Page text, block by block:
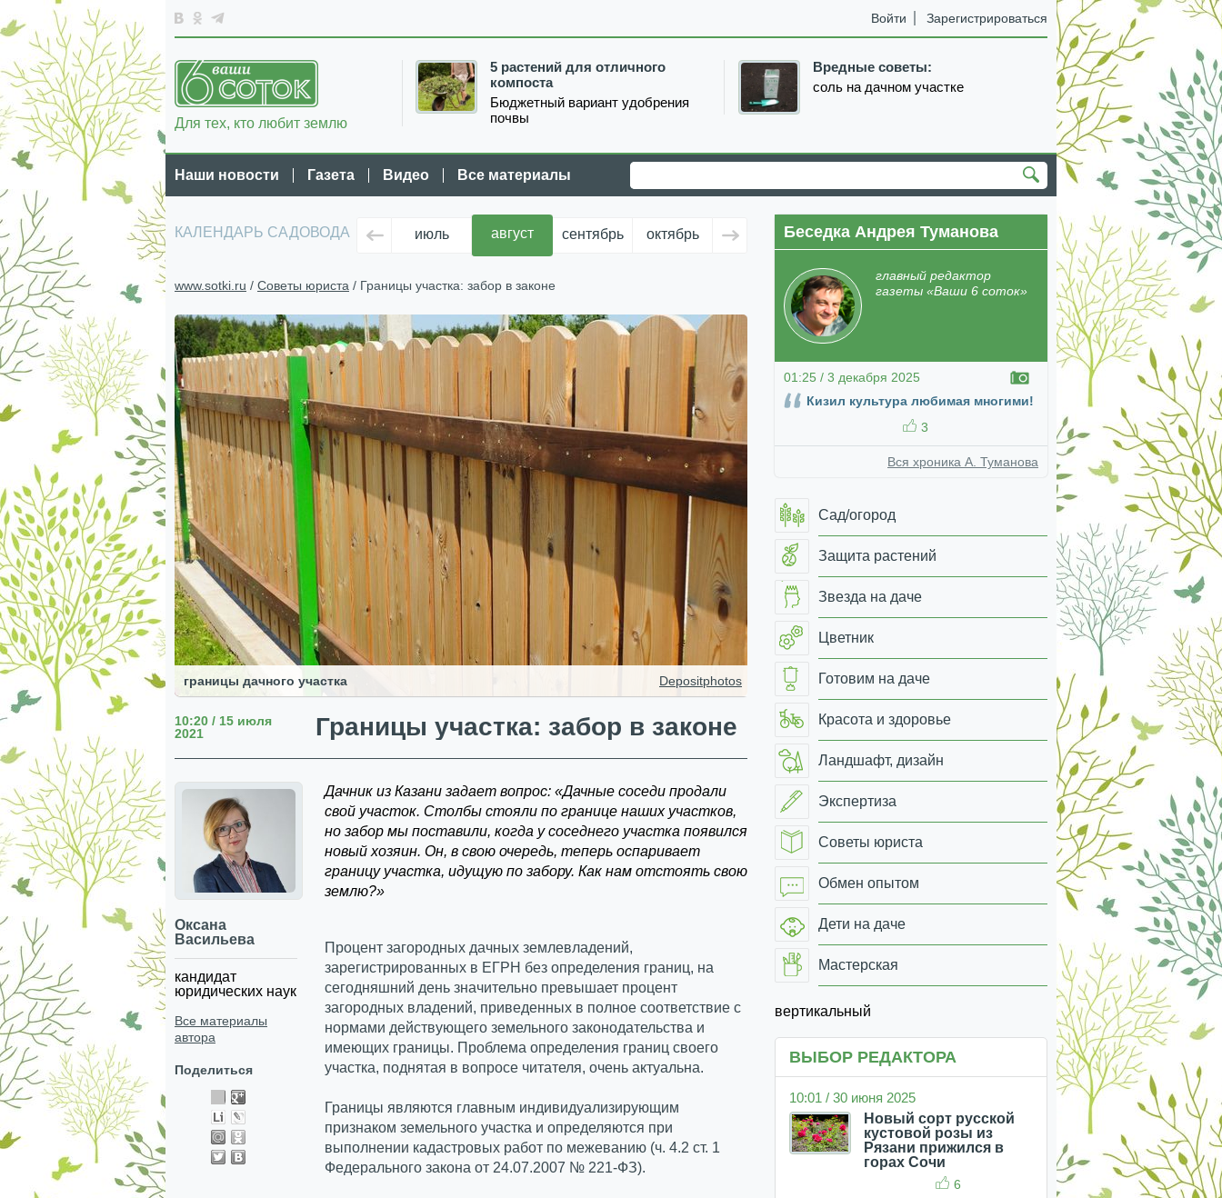
Войти Зарегистрироваться
5 растений для отличного
компоста
Бюджетный вариант удобрения
почвы
Вредные советы:
соль на дачном участке
Для тех, кто любит землю
Наши новости Газета Видео Все материалы
КАЛЕНДАРЬ САДОВОДА июль август сентябрь октябрь ноябрь декабрь январь февраль март апрель
www.sotki.ru / Советы юриста / Границы участка: забор в законе
Depositphotos
границы дачного участка
10:20 / 15 июля
2021
Границы участка: забор в законе
Оксана
Васильева
кандидат
юридических наук
Все материалы
автора
Поделиться
Дачник из Казани задает вопрос: «Дачные соседи продали
свой участок. Столбы стояли по границе наших участков,
но забор мы поставили, когда у соседнего участка появился
новый хозяин. Он, в свою очередь, теперь оспаривает
границу участка, идущую по забору. Как нам отстоять свою
землю?»
Процент загородных дачных землевладений,
зарегистрированных в ЕГРН без определения границ, на
сегодняшний день значительно превышает процент
загородных владений, приведенных в полное соответствие с
нормами действующего земельного законодательства и
имеющих границы. Проблема определения границ своего
участка, поднятая в вопросе читателя, очень актуальна.
Границы являются главным индивидуализирующим
признаком земельного участка и определяются при
выполнении кадастровых работ по межеванию (ч. 4.2 ст. 1
Федерального закона от 24.07.2007 № 221-ФЗ).
Беседка Андрея Туманова
главный редактор
газеты «Ваши 6 соток»
01:25 / 3 декабря 2025
Кизил культура любимая многими!
3
Вся хроника А. Туманова
Сад/огород
Защита растений
Звезда на даче
Цветник
Готовим на даче
Красота и здоровье
Ландшафт, дизайн
Экспертиза
Советы юриста
Обмен опытом
Дети на даче
Мастерская
вертикальный
ВЫБОР РЕДАКТОРА
10:01 / 30 июня 2025
Новый сорт русской
кустовой розы из
Рязани прижился в
горах Сочи
6